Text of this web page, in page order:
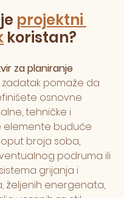
projektni
koristan?
za planiranje
zadatak pomaže da
osnovne
tehničke i
elemente buduće
broja soba,
podruma ili
grijanja i
željenih energenata,